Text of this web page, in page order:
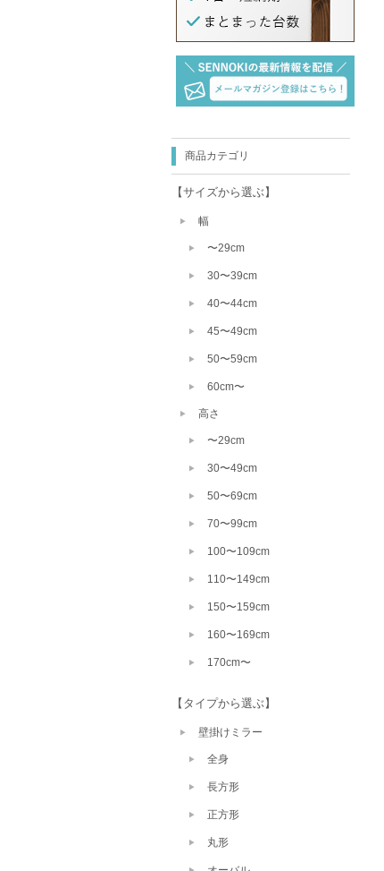
商品カテゴリ
【サイズから選ぶ】
幅
〜29cm
30〜39cm
40〜44cm
45〜49cm
50〜59cm
60cm〜
高さ
〜29cm
30〜49cm
50〜69cm
70〜99cm
100〜109cm
110〜149cm
150〜159cm
160〜169cm
170cm〜
【タイプから選ぶ】
壁掛けミラー
全身
長方形
正方形
丸形